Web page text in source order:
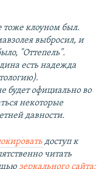
тоже клоуном был.
выбросил, и
"Оттепель".
есть надежда
будет официально во
некоторые
давности.
доступ к
читать
зеркального сайта: